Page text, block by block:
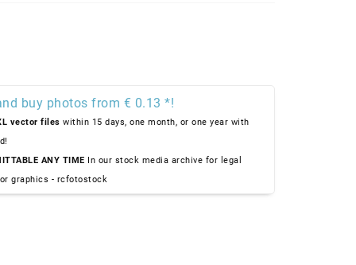
buy photos from € 0.13 *!
vector files within 15 days, one month, or one year with
ANY TIME In our stock media archive for legal
graphics - rcfotostock